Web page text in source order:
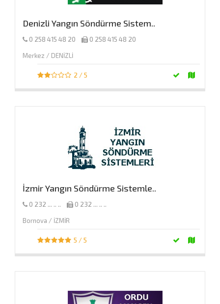
Denizli Yangın Söndürme Sistem..
0 258 415 48 20 0 258 415 48 20
Merkez / DENİZLİ
2 / 5
İzmir Yangın Söndürme Sistemle..
0 232 ... .. .. 0 232 ... .. ..
Bornova / İZMİR
5 / 5